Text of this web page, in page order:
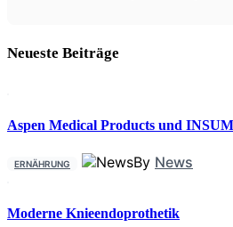
Neueste Beiträge
Aspen Medical Products und
ERNÄHRUNG By News
Moderne Knieendoprothetik